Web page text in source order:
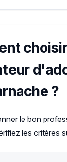
?
le bon
les critères